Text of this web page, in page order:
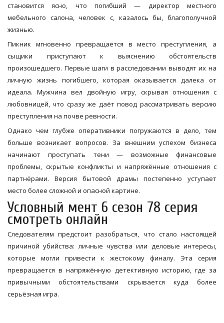
становится ясно, что погибший — директор местного
мебельного салона, человек с, казалось бы, благополучной
жизнью.
Пикник мгновенно превращается в место преступления, а
сыщики приступают к выяснению обстоятельств
произошедшего. Первые шаги в расследовании выводят их на
личную жизнь погибшего, которая оказывается далека от
идеала. Мужчина вел двойную игру, скрывая отношения с
любовницей, что сразу же даёт повод рассматривать версию
преступления на почве ревности.
Однако чем глубже оперативники погружаются в дело, тем
больше возникает вопросов. За внешним успехом бизнеса
начинают проступать тени — возможные финансовые
проблемы, скрытые конфликты и напряжённые отношения с
партнёрами. Версия бытовой драмы постепенно уступает
место более сложной и опасной картине.
Условный мент 6 сезон 78 серия
смотреть онлайн
Следователям предстоит разобраться, что стало настоящей
причиной убийства: личные чувства или деловые интересы,
которые могли привести к жестокому финалу. Эта серия
превращается в напряжённую детективную историю, где за
привычными обстоятельствами скрывается куда более
серьёзная игра.